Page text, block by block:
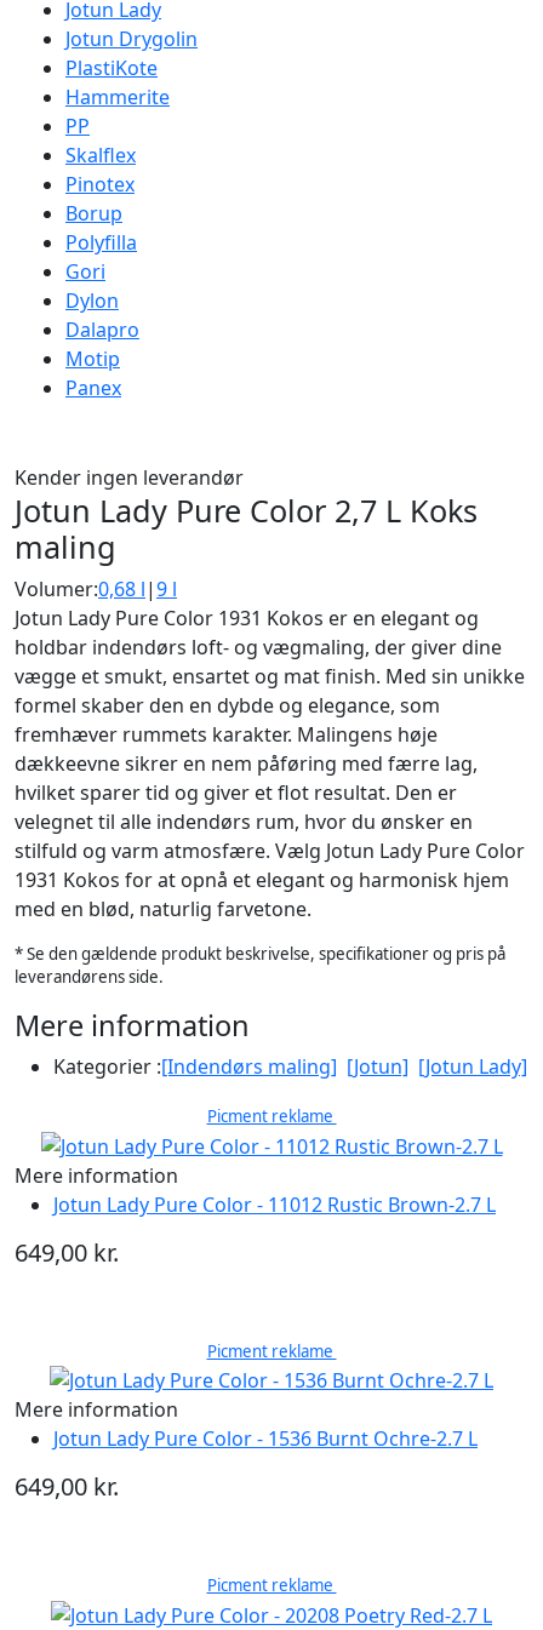
Jotun Lady
Jotun Drygolin
PlastiKote
Hammerite
PP
Skalflex
Pinotex
Borup
Polyfilla
Gori
Dylon
Dalapro
Motip
Panex
Kender ingen leverandør
Jotun Lady Pure Color 2,7 L Koks
maling
Volumer:0,68 l|9 l
Jotun Lady Pure Color 1931 Kokos er en elegant og
holdbar indendørs loft- og vægmaling, der giver dine
vægge et smukt, ensartet og mat finish. Med sin unikke
formel skaber den en dybde og elegance, som
fremhæver rummets karakter. Malingens høje
dækkeevne sikrer en nem påføring med færre lag,
hvilket sparer tid og giver et flot resultat. Den er
velegnet til alle indendørs rum, hvor du ønsker en
stilfuld og varm atmosfære. Vælg Jotun Lady Pure Color
1931 Kokos for at opnå et elegant og harmonisk hjem
med en blød, naturlig farvetone.
* Se den gældende produkt beskrivelse, specifikationer og pris på
leverandørens side.
Mere information
Kategorier :[Indendørs maling] [Jotun] [Jotun Lady]
Picment reklame
Mere information
Jotun Lady Pure Color - 11012 Rustic Brown-2.7 L
649,00 kr.
Picment reklame
Mere information
Jotun Lady Pure Color - 1536 Burnt Ochre-2.7 L
649,00 kr.
Picment reklame